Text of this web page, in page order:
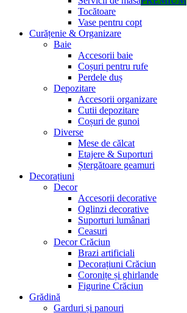
Tocătoare
Vase pentru copt
Curățenie & Organizare
Baie
Accesorii baie
Coșuri pentru rufe
Perdele duș
Depozitare
Accesorii organizare
Cutii depozitare
Coșuri de gunoi
Diverse
Mese de călcat
Etajere & Suporturi
Ștergătoare geamuri
Decorațiuni
Decor
Accesorii decorative
Oglinzi decorative
Suporturi lumânari
Ceasuri
Decor Crăciun
Brazi artificiali
Decorațiuni Crăciun
Coronițe și ghirlande
Figurine Crăciun
Grădină
Garduri și panouri